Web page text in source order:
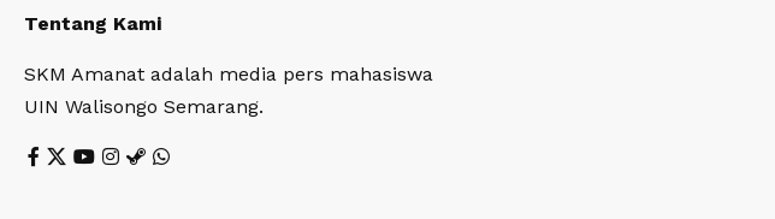
Tentang Kami
SKM Amanat adalah media pers mahasiswa
UIN Walisongo Semarang.